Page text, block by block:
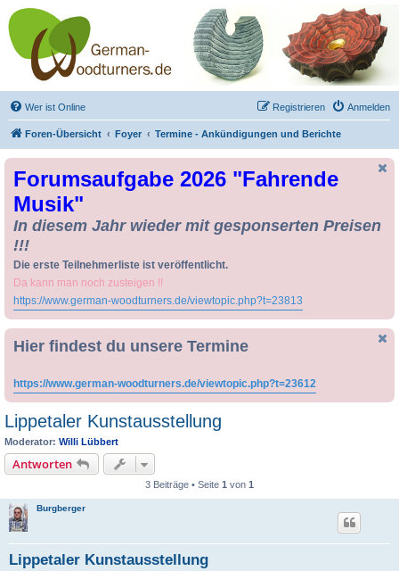
Drechseln und
Kunsthandwerk -
German-Woodturners
*Forum Sauerland*
Der Treffpunkt für Drechsler und Freunde des Kunsthandwerks
Wer ist Online Anmelden
Registrieren
Foren-Übersicht Foyer Termine - Ankündigungen und Berichte
Forumsaufgabe 2026 "Fahrende
Musik"
In diesem Jahr wieder mit gesponserten Preisen
!!!
Die erste Teilnehmerliste ist veröffentlicht.
Da kann man noch zusteigen !!
https://www.german-woodturners.de/viewtopic.php?t=23813
Hier findest du unsere Termine
https://www.german-woodturners.de/viewtopic.php?t=23612
Lippetaler Kunstausstellung
Moderator: Willi Lübbert
Antworten
3 Beiträge • Seite 1 von 1
Burgberger
Lippetaler Kunstausstellung